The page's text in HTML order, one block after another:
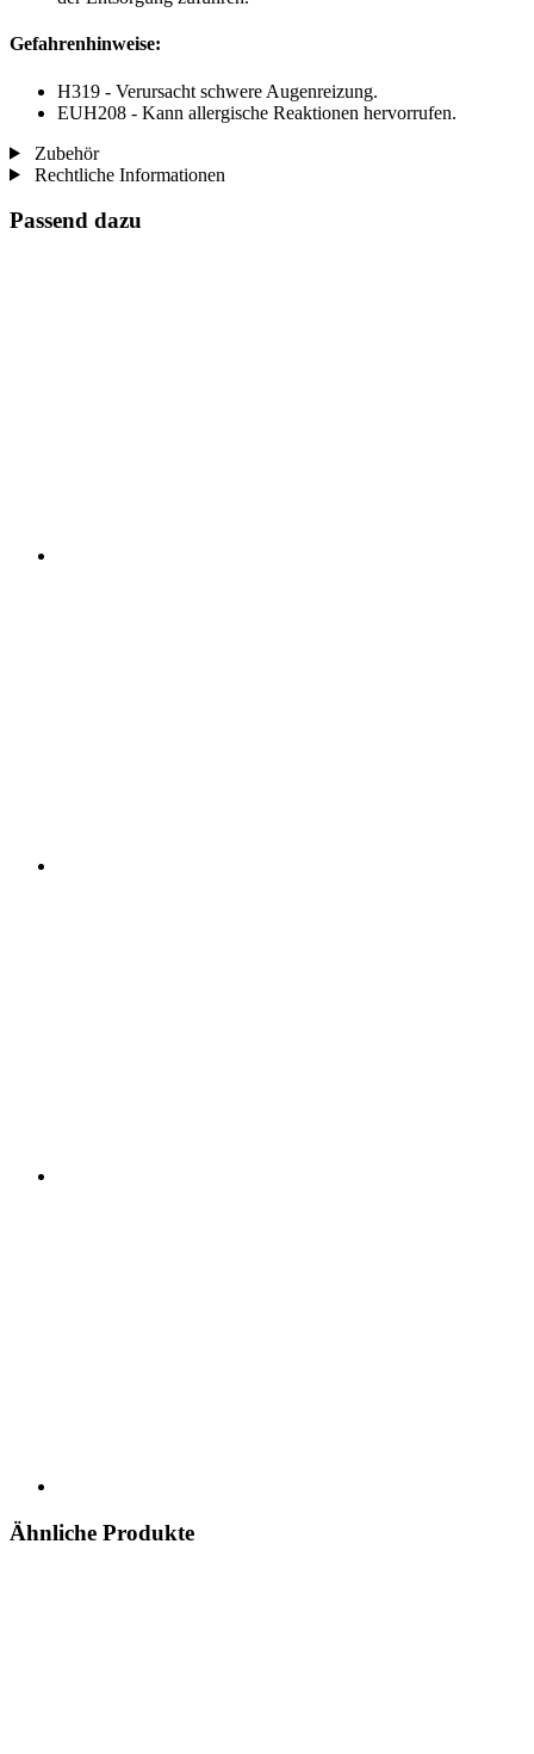
Gefahrenhinweise:
H319 - Verursacht schwere Augenreizung.
EUH208 - Kann allergische Reaktionen hervorrufen.
Zubehör
Rechtliche Informationen
Passend dazu
Ähnliche Produkte